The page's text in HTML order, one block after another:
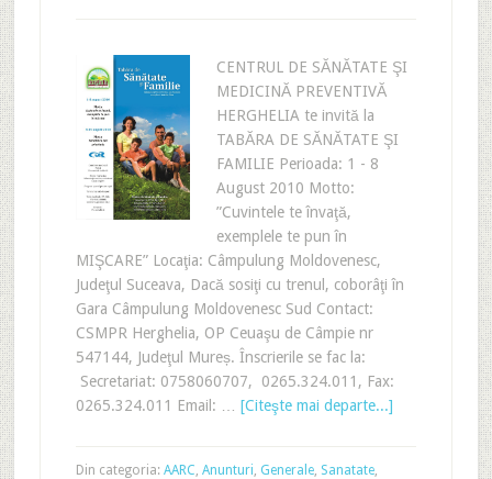
CENTRUL DE SĂNĂTATE ŞI
MEDICINĂ PREVENTIVĂ
HERGHELIA te invită la
TABĂRA DE SĂNĂTATE ŞI
FAMILIE Perioada: 1 - 8
August 2010 Motto:
”Cuvintele te învaţă,
exemplele te pun în
MIŞCARE” Locaţia: Câmpulung Moldovenesc,
Judeţul Suceava, Dacă sosiţi cu trenul, coborâţi în
Gara Câmpulung Moldovenesc Sud Contact:
CSMPR Herghelia, OP Ceuaşu de Câmpie nr
547144, Judeţul Mureș. Înscrierile se fac la:
Secretariat: 0758060707, 0265.324.011, Fax:
0265.324.011 Email: … [Citeşte mai departe...]
Din categoria: AARC, Anunturi, Generale, Sanatate,